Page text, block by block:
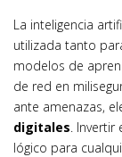
La inteligencia
utilizada tanto
modelos de
de red en
ante amenazas,
digitales. Invertir
lógico para